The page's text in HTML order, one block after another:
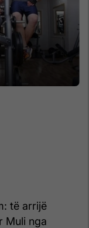
të arrijë
Muli nga